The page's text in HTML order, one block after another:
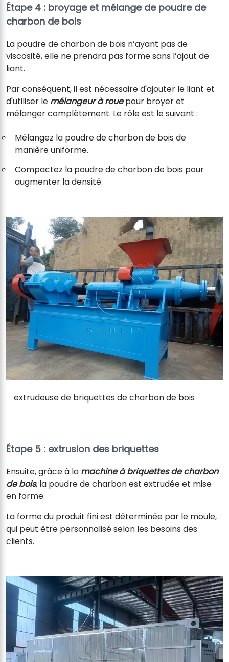
Étape 4 : broyage et mélange de poudre de
charbon de bois
La poudre de charbon de bois n’ayant pas de
viscosité, elle ne prendra pas forme sans l’ajout de
liant.
Par conséquent, il est nécessaire d'ajouter le liant et
d'utiliser le mélangeur à rouepour broyer et
mélanger complètement. Le rôle est le suivant :
Mélangez la poudre de charbon de bois de
manière uniforme.
Compactez la poudre de charbon de bois pour
augmenter la densité.
extrudeuse de briquettes de charbon de bois
Étape 5 : extrusion des briquettes
Ensuite, grâce à la machine à briquettes de charbon
de bois, la poudre de charbon est extrudée et mise
en forme.
La forme du produit fini est déterminée par le moule,
qui peut être personnalisé selon les besoins des
clients.